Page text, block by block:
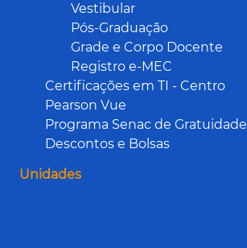
Vestibular
Pós-Graduação
Grade e Corpo Docente
Registro e-MEC
Certificações em TI - Centro
Pearson Vue
Programa Senac de Gratuidade
Descontos e Bolsas
Unidades